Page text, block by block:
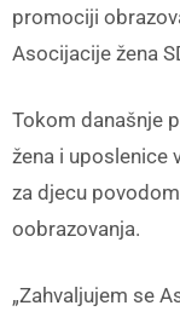
promociji
Asocijacije žena
Tokom današnje
žena i uposlenice
za djecu
oobrazovanja.
„Zahvaljujem se